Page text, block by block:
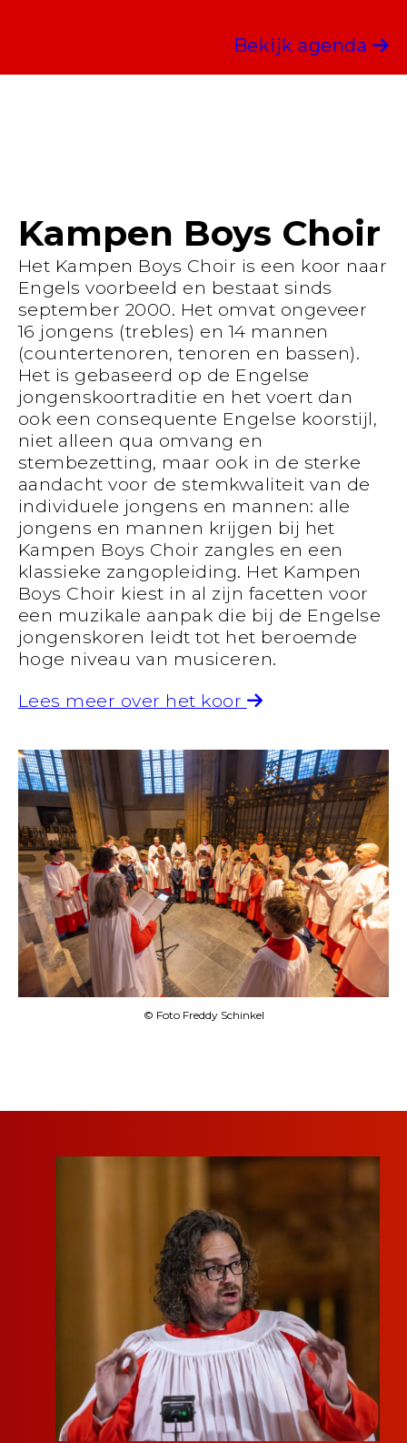
Bekijk agenda
Kampen Boys Choir
Het Kampen Boys Choir is een koor naar
Engels voorbeeld en bestaat sinds
september 2000. Het omvat ongeveer
16 jongens (trebles) en 14 mannen
(countertenoren, tenoren en bassen).
Het is gebaseerd op de Engelse
jongenskoortraditie en het voert dan
ook een consequente Engelse koorstijl,
niet alleen qua omvang en
stembezetting, maar ook in de sterke
aandacht voor de stemkwaliteit van de
individuele jongens en mannen: alle
jongens en mannen krijgen bij het
Kampen Boys Choir zangles en een
klassieke zangopleiding. Het Kampen
Boys Choir kiest in al zijn facetten voor
een muzikale aanpak die bij de Engelse
jongenskoren leidt tot het beroemde
hoge niveau van musiceren.
Lees meer over het koor
© Foto Freddy Schinkel